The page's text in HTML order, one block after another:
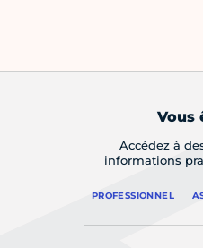
Vous
Accédez à
informations
PROFESSIONNEL